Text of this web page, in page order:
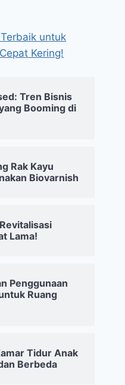
untuk
Kering!
Tren Bisnis
Booming di
Rak Kayu
Biovarnish
Lama!
Penggunaan
Ruang
Tidur Anak
Berbeda